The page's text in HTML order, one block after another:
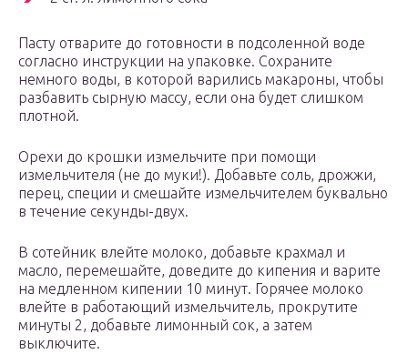
Пасту отварите до готовности в подсоленной воде
согласно инструкции на упаковке. Сохраните
немного воды, в которой варились макароны, чтобы
разбавить сырную массу, если она будет слишком
плотной.
Орехи до крошки измельчите при помощи
измельчителя (не до муки!). Добавьте соль, дрожжи,
перец, специи и смешайте измельчителем буквально
в течение секунды-двух.
В сотейник влейте молоко, добавьте крахмал и
масло, перемешайте, доведите до кипения и варите
на медленном кипении 10 минут. Горячее молоко
влейте в работающий измельчитель, прокрутите
минуты 2, добавьте лимонный сок, а затем
выключите.